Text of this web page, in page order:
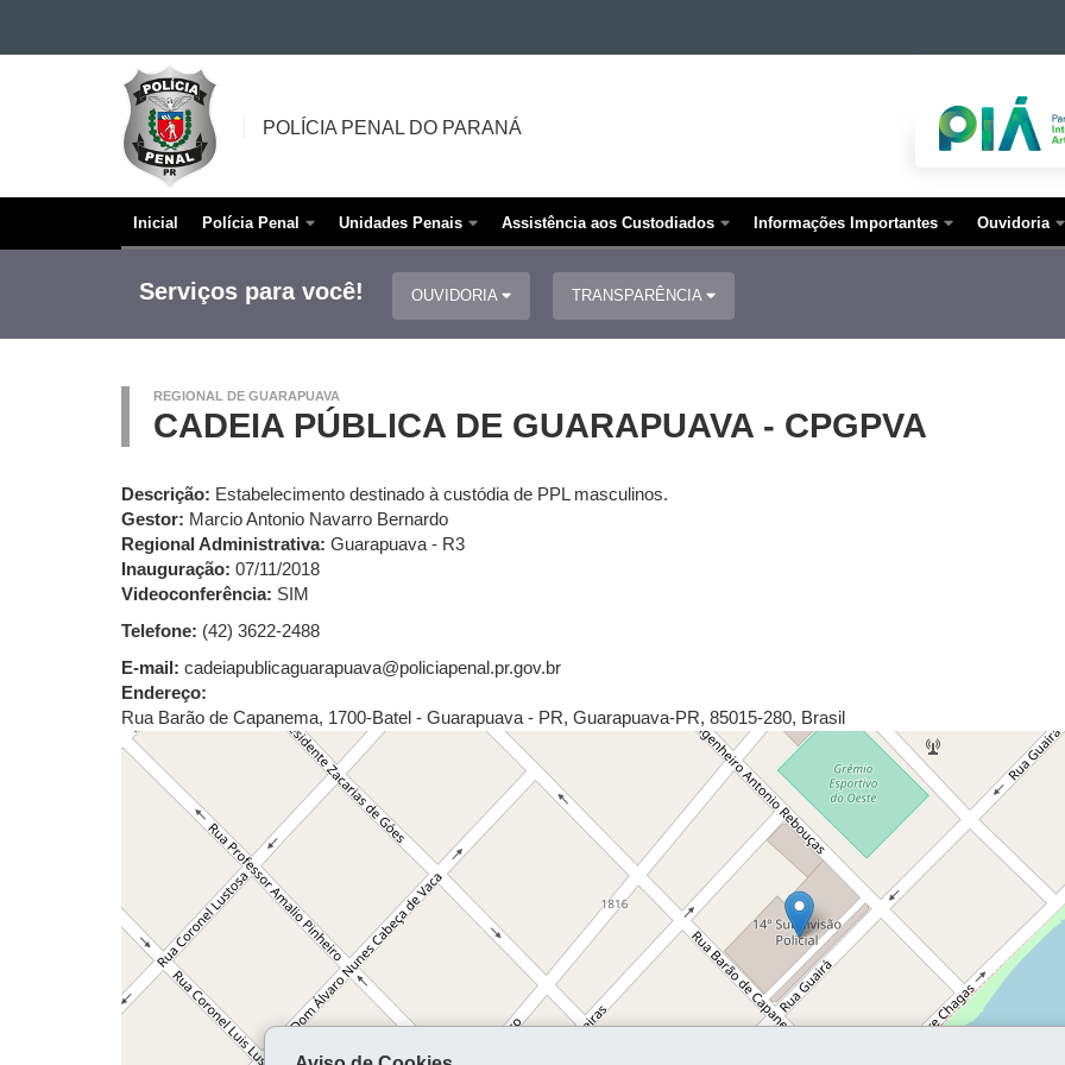
Ir para a navegação
Ir para a busca
POLÍCIA
PENAL
DO
PARANÁ
POLÍCIA PENAL DO PARANÁ
Navegação
principal
Inicial Polícia Penal Unidades Penais Assistência aos Custodiados Informações Importantes Ouvidoria
Serviços para você! OUVIDORIA TRANSPARÊNCIA
REGIONAL DE GUARAPUAVA
CADEIA PÚBLICA DE GUARAPUAVA - CPGPVA
Descrição: Estabelecimento destinado à custódia de PPL masculinos.
Gestor: Marcio Antonio Navarro Bernardo
Regional Administrativa: Guarapuava - R3
Inauguração: 07/11/2018
Videoconferência: SIM
Telefone: (42) 3622-2488
E-mail: cadeiapublicaguarapuava@policiapenal.pr.gov.br
Endereço:
Rua Barão de Capanema, 1700-Batel - Guarapuava - PR, Guarapuava-PR, 85015-280, Brasil